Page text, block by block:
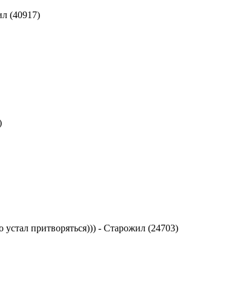
(40917)
устал притворяться))) - Старожил (24703)